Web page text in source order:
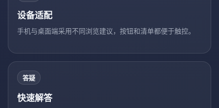
设备适配
手机与桌面端采用不同浏览建议，按钮和清单都便于触控。
答疑
快速解答